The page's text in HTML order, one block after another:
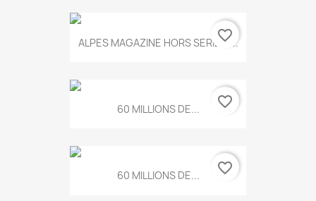
ALPES MAGAZINE HORS SERIE N...
favorite_border
60 MILLIONS DE... favorite_border
60 MILLIONS DE... favorite_border